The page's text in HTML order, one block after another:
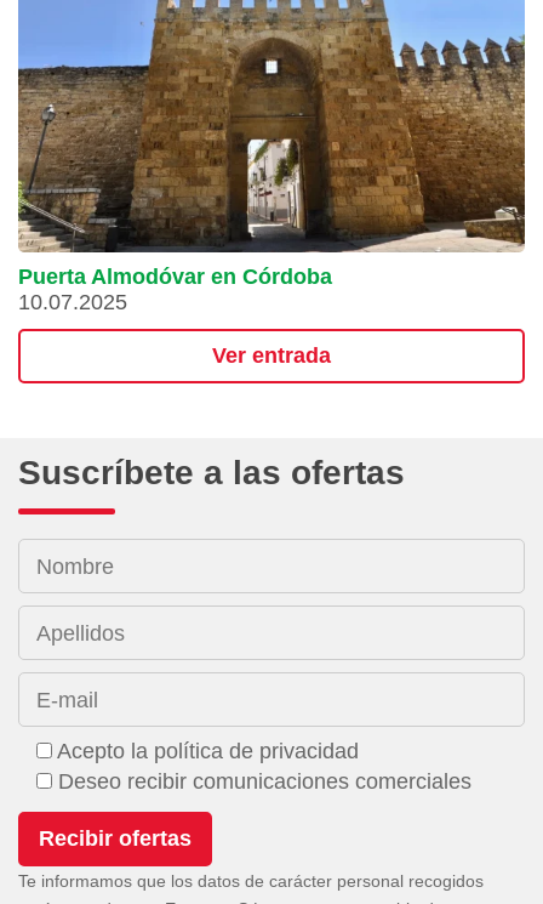
Puerta Almodóvar en Córdoba
10.07.2025
Ver entrada
Suscríbete a las ofertas
Nombre
Apellidos
E-mail
Acepto la política de privacidad
Deseo recibir comunicaciones comerciales
Te informamos que los datos de carácter personal recogidos